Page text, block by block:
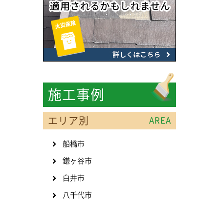
施工事例
エリア別 AREA
船橋市
鎌ヶ谷市
白井市
八千代市